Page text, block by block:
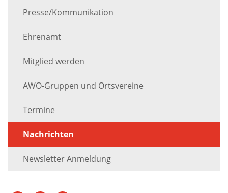
Presse/Kommunikation
Ehrenamt
Mitglied werden
AWO-Gruppen und Ortsvereine
Termine
Nachrichten
Newsletter Anmeldung